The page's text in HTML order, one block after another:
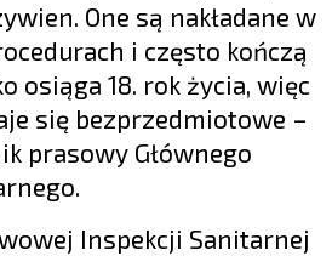
One są nakładane w
i często kończą
osiąga 18. rok życia, więc
się bezprzedmiotowe –
prasowy Głównego
Inspekcji Sanitarnej